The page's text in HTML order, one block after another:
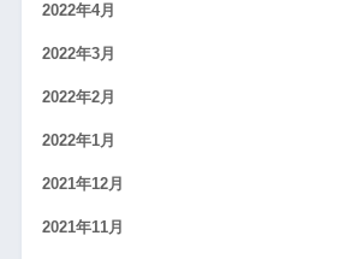
2022年4月
2022年3月
2022年2月
2022年1月
2021年12月
2021年11月